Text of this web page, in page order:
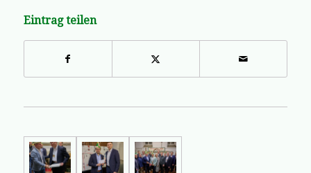
Eintrag teilen